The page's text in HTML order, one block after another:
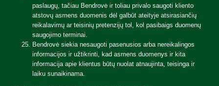
paslaugų, tačiau Bendrovė ir toliau privalo saugoti kliento
atstovų asmens duomenis dėl galbūt ateityje atsirasiančių
reikalavimų ar teisinių pretenzijų tol, kol pasibaigs duomenų
saugojimo terminai.
Bendrovė siekia nesaugoti pasenusios arba nereikalingos
informacijos ir užtikrinti, kad asmens duomenys ir kita
informacija apie klientus būtų nuolat atnaujinta, teisinga ir
laiku sunaikinama.